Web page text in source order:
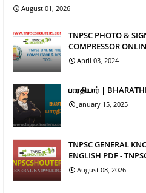
August 01, 2026
TNPSC PHOTO &
COMPRESSOR
April 03, 2024
பாரதியார் |
January 15, 2025
TNPSC GENERAL
ENGLISH PDF -
August 08, 2026